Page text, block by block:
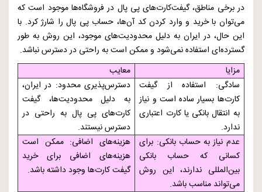
در برخی مناطق، گیفت‌کارت‌های پی پال در فروشگاه‌ها موجود است که
می‌توان با خرید و وارد کردن کد آن‌ها، حساب پی پال را شارژ کرد. با
این حال، در ایران به دلیل محدودیت‌های موجود، این روش به طور
گسترده‌ای استفاده نمی‌شود و ممکن است به راحتی در دسترس نباشد.
مزایا
معایب
سادگی: استفاده از گیفت
کارت‌ها بسیار ساده است و نیاز
به انتقال بانکی یا کارت اعتباری
ندارد.
دسترس‌پذیری محدود: در ایران،
به دلیل محدودیت‌ها، گیفت
کارت‌های پی پال به راحتی در
دسترس نیستند.
عدم نیاز به حساب بانکی: برای
کسانی که حساب بانکی
بین‌المللی ندارند، این روش
می‌تواند مناسب باشد.
هزینه‌های اضافی: ممکن است
هزینه‌های اضافی برای خرید
گیفت کارت‌ها وجود داشته باشد.